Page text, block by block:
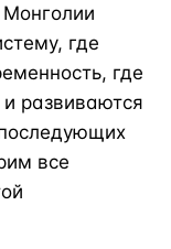
где
где
развиваются
все